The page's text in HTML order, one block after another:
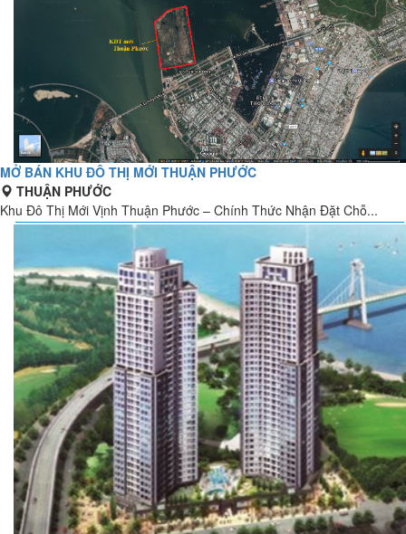
MỞ BÁN KHU ĐÔ THỊ MỚI THUẬN PHƯỚC
THUẬN PHƯỚC
Khu Đô Thị Mới Vịnh Thuận Phước – Chính Thức Nhận Đặt Chỗ...